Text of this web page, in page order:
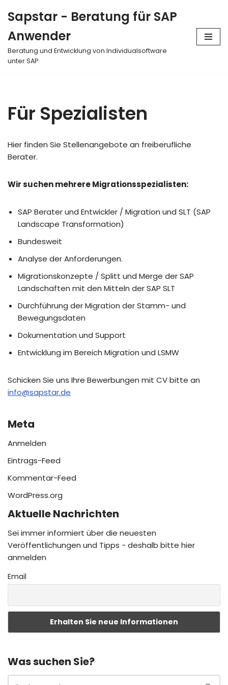
Inhalt
springen
Sapstar - Beratung für SAP
Anwender
Beratung und Entwicklung von Individualsoftware
unter SAP
Für Spezialisten
Hier finden Sie Stellenangebote an freiberufliche
Berater.
Wir suchen mehrere Migrationsspezialisten:
SAP Berater und Entwickler / Migration und SLT (SAP
Landscape Transformation)
Bundesweit
Analyse der Anforderungen.
Migrationskonzepte / Splitt und Merge der SAP
Landschaften mit den Mitteln der SAP SLT
Durchführung der Migration der Stamm- und
Bewegungsdaten
Dokumentation und Support
Entwicklung im Bereich Migration und LSMW
Schicken Sie uns Ihre Bewerbungen mit CV bitte an
info@sapstar.de
Meta
Anmelden
Eintrags-Feed
Kommentar-Feed
WordPress.org
Aktuelle Nachrichten
Sei immer informiert über die neuesten
Veröffentlichungen und Tipps - deshalb bitte hier
anmelden
Email
Was suchen Sie?